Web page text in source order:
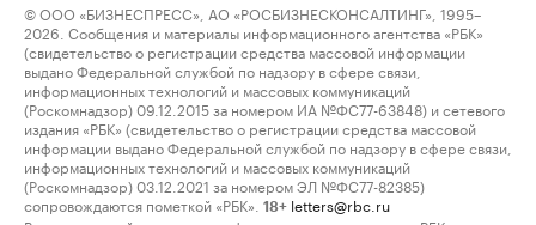
© ООО «БИЗНЕСПРЕСС», АО «РОСБИЗНЕСКОНСАЛТИНГ», 1995–
2026. Сообщения и материалы информационного агентства «РБК»
(свидетельство о регистрации средства массовой информации
выдано Федеральной службой по надзору в сфере связи,
информационных технологий и массовых коммуникаций
(Роскомнадзор) 09.12.2015 за номером ИА №ФС77-63848) и сетевого
издания «РБК» (свидетельство о регистрации средства массовой
информации выдано Федеральной службой по надзору в сфере связи,
информационных технологий и массовых коммуникаций
(Роскомнадзор) 03.12.2021 за номером ЭЛ №ФС77-82385)
сопровождаются пометкой «РБК».
18+ letters@rbc.ru